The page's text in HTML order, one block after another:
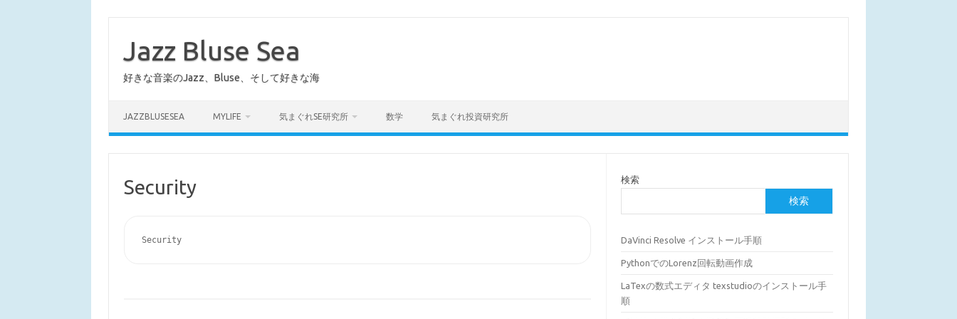
Jazz Bluse Sea
好きな音楽のJazz、Bluse、そして好きな海
JAZZBLUSESEA MYLIFE 気まぐれSE研究所 数学 気まぐれ投資研究所
Security
Security
検索
検索
DaVinci Resolve インストール手順
PythonでのLorenz回転動画作成
LaTexの数式エディタ texstudioのインストール手
順